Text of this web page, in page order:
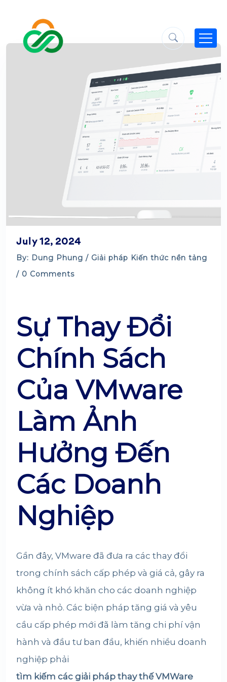
July 12, 2024
By: Dung Phung / Giải pháp Kiến thức nền tảng
/ 0 Comments
Sự Thay Đổi
Chính Sách
Của VMware
Làm Ảnh
Hưởng Đến
Các Doanh
Nghiệp
Gần đây, VMware đã đưa ra các thay đổi
trong chính sách cấp phép và giá cả, gây ra
không ít khó khăn cho các doanh nghiệp
vừa và nhỏ. Các biện pháp tăng giá và yêu
cầu cấp phép mới đã làm tăng chi phí vận
hành và đầu tư ban đầu, khiến nhiều doanh
nghiệp phải
tìm kiếm các giải pháp thay thế VMWare